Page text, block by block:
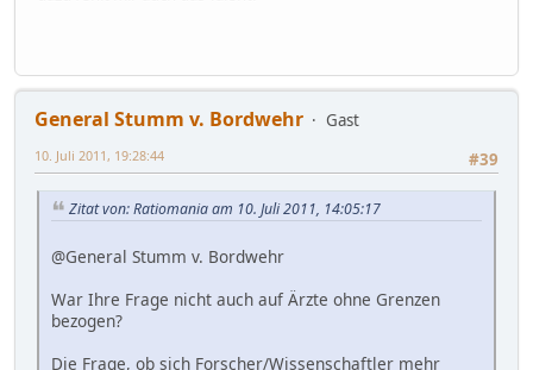
General Stumm v. Bordwehr
Gast
#39
10. Juli 2011, 19:28:44
Zitat von: Ratiomania am 10. Juli 2011, 14:05:17
@General Stumm v. Bordwehr
War Ihre Frage nicht auch auf Ärzte ohne Grenzen
bezogen?
Die Frage, ob sich Forscher/Wissenschaftler mehr